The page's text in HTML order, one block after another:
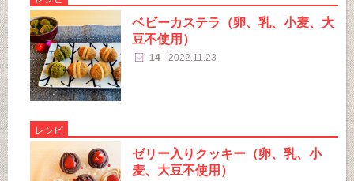
ベビーカステラ（卵、乳、小麦、大
豆不使用）
14 2022.11.23
レシピ
ゼリー入りクッキー（卵、乳、小
麦、大豆不使用）